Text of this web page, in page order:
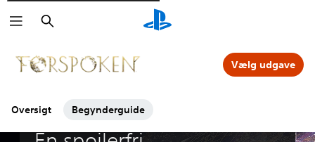
Søg
Oversigt Begynderguide
Vælg udgave
Guider og artikler
Klik på ikonerne for at få mere at vide.